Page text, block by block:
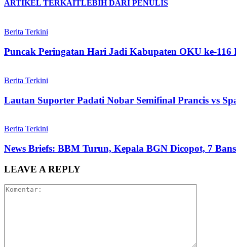
ARTIKEL TERKAITLEBIH DARI PENULIS
Berita Terkini
Puncak Peringatan Hari Jadi Kabupaten OKU ke-
Berita Terkini
Lautan Suporter Padati Nobar Semifinal Prancis vs
Berita Terkini
News Briefs: BBM Turun, Kepala BGN Dicopot, 7
LEAVE A REPLY